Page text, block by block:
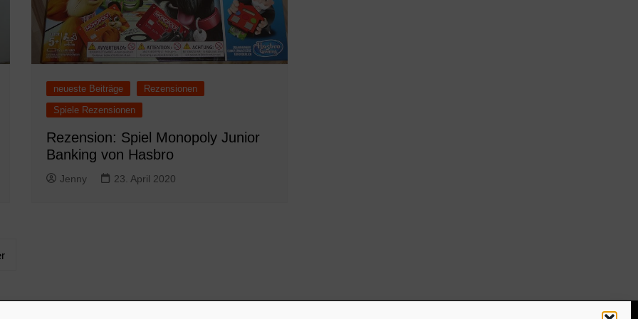
neueste Beiträge
Rezensionen
Spiele Rezensionen
Rezension: Spiel Monopoly Junior
Banking von Hasbro
Jenny 23. April 2020